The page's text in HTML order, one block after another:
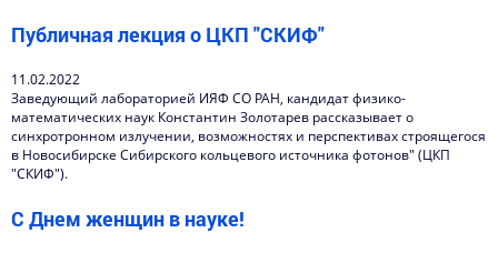
Публичная лекция о ЦКП "СКИФ"
11.02.2022
Заведующий лабораторией ИЯФ СО РАН, кандидат физико-
математических наук Константин Золотарев рассказывает о
синхротронном излучении, возможностях и перспективах строящегося
в Новосибирске Сибирского кольцевого источника фотонов" (ЦКП
"СКИФ").
С Днем женщин в науке!